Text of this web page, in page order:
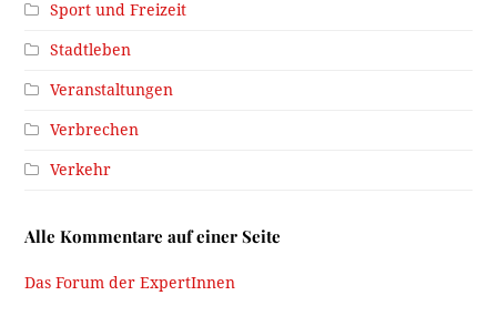
Sport und Freizeit
Stadtleben
Veranstaltungen
Verbrechen
Verkehr
Alle Kommentare auf einer Seite
Das Forum der ExpertInnen